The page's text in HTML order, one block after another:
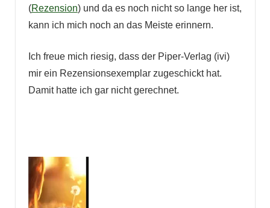
(Rezension) und da es noch nicht so lange her ist,
kann ich mich noch an das Meiste erinnern.
Ich freue mich riesig, dass der Piper-Verlag (ivi)
mir ein Rezensionsexemplar zugeschickt hat.
Damit hatte ich gar nicht gerechnet.